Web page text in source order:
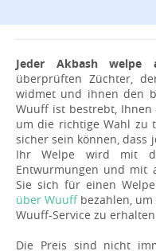
Jeder Akbash welpe
überprüften Züchter,
widmet und ihnen den
Wuuff ist bestrebt, Ihnen
um die richtige Wahl zu
sicher sein können, dass
Ihr Welpe wird mit
Entwurmungen und mit
Sie sich für einen
über Wuuffbezahlen, um
Wuuff-Service zu erhalten.
Die Preis sind nicht